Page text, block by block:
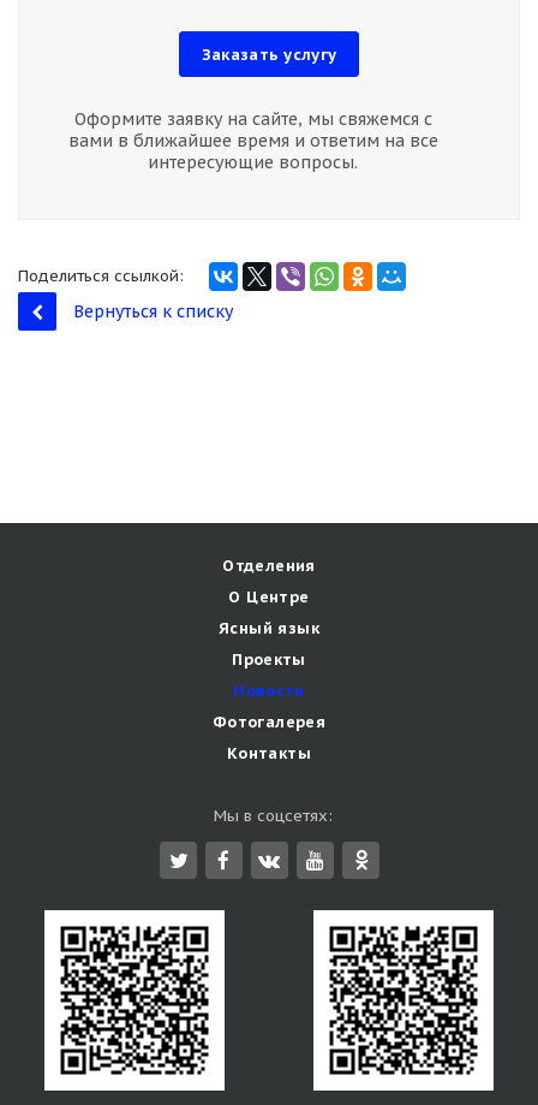
Заказать услугу
Оформите заявку на сайте, мы свяжемся с
вами в ближайшее время и ответим на все
интересующие вопросы.
Поделиться ссылкой:
Вернуться к списку
Отделения
О Центре
Ясный язык
Проекты
Новости
Фотогалерея
Контакты
Мы в соцсетях: